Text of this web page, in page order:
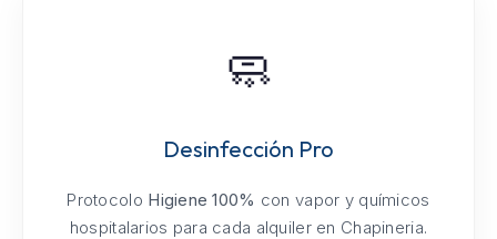
🧼
Desinfección Pro
Protocolo Higiene 100% con vapor y químicos
hospitalarios para cada alquiler en Chapineria.